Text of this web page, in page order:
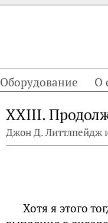
Оборудование О
XXIII.
Джон Д. Литтлпейдж
Хотя я этого